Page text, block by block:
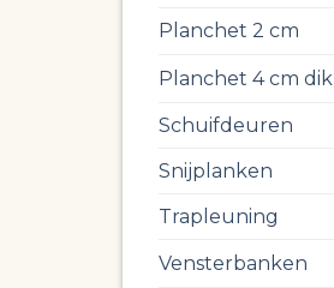
Planchet 2 cm
Planchet 4 cm dik
Schuifdeuren
Snijplanken
Trapleuning
Vensterbanken